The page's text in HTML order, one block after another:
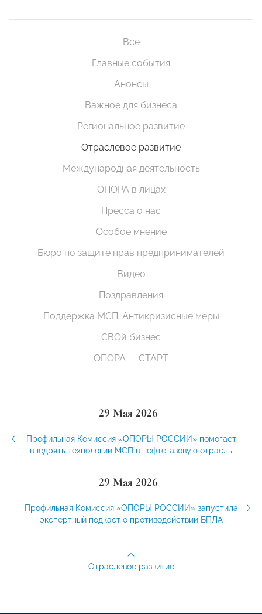
Все
Главные события
Анонсы
Важное для бизнеса
Региональное развитие
Отраслевое развитие
Международная деятельность
ОПОРА в лицах
Пресса о нас
Особое мнение
Бюро по защите прав предпринимателей
Видео
Поздравления
Поддержка МСП. Антикризисные меры
СВОй бизнес
ОПОРА — СТАРТ
29 Мая 2026
Профильная Комиссия «ОПОРЫ РОССИИ» помогает
внедрять технологии МСП в нефтегазовую отрасль
29 Мая 2026
Профильная Комиссия «ОПОРЫ РОССИИ» запустила
экспертный подкаст о противодействии БПЛА
Отраслевое развитие